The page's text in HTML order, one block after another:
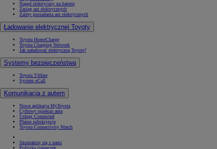
Napęd elektryczny na baterię
Zasięg aut elektrycznych
Zalety posiadania aut elektrycznych
Ładowanie elektrycznej Toyoty
Toyota HomeCharge
Toyota Charging Network
Jak naładować elektryczną Toyotę?
Systemy bezpieczeństwa
Toyota T-Mate
System eCall
Komunikacja z autem
Nowa aplikacja MyToyota
Cyfrowy opiekun auta
Usługi Connected
Płatne subskrypcje
Toyota Connectivity Match
Skontaktuj się z nami
Polityka ciasteczek